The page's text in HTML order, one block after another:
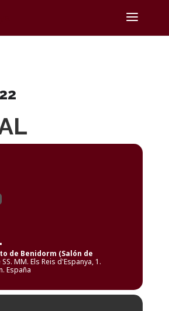
de Benidorm (Salón de
MM. Els Reis d'Espanya, 1.
España